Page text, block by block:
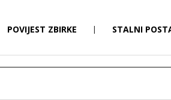
POVIJEST ZBIRKE | STALNI